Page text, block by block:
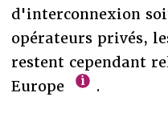
d'interconnexion
opérateurs privés,
restent cependant
Europe
.